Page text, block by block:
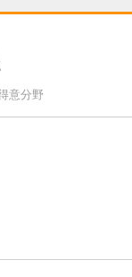
意分野